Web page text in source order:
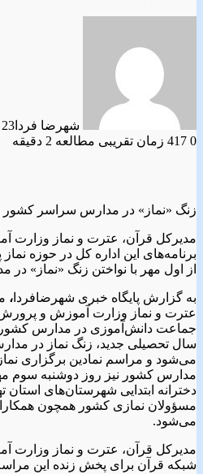
شهرضا فردا 23 می 2024
0
زمان تقریبی مطالعه 2 دقیقه
زنگ «نماز» در مدارس سراسر کشور
مدیرکل قرآن، عترت و نماز وزارت
برنامه‌های این اداره کل در حوزه
از اول مهر با نواختن زنگ «نماز» در
به گزارش پایگاه خبری شهرضافردا ،
عترت و نماز وزارت آموزش و پرورش
جماعت دانش‌آموزی در مدارس کشور،
سال تحصیلی جدید، زنگ نماز در
می‌شود و مراسم نمادین برگزاری
دخترانه ابتدایی شهرستان‌های
مسؤولان نمازی کشور همچون همکاران
می‌شود.
مدیرکل قرآن، عترت و نماز وزارت
شبکه قرآن برای پخش زنده این